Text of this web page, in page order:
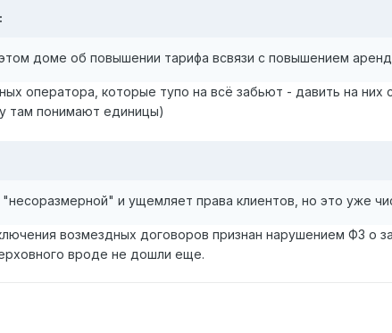
доме об повышении тарифа всвязи с повышением
оператора, которые тупо на всё забьют - давить на
там понимают единицы)
и ущемляет права клиентов, но это уже
возмездных договоров признан нарушением ФЗ о
вроде не дошли еще.